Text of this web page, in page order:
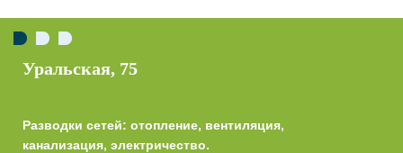
Советская, 40
Разводки сетей: отопление, вентиляция,
канализация, электричество.